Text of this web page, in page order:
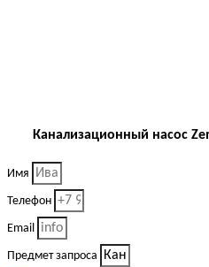
Канализационный насос
Имя
Телефон
Email
Предмет запроса